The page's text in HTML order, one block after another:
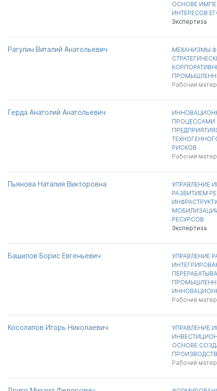
ОСНОВЕ
ИНТЕРЕСОВ
Экспертиза
Рагулин Виталий Анатольевич
МЕХАНИЗМЫ
Рабочий
Герда Анатолий Анатольевич
ПРОЦЕССАМИ
РИСКОВ
Рабочий
Пьянова Наталия Викторовна
УПРАВЛЕНИЕ
РАЗВИТИЕМ
РЕСУРСОВ
Экспертиза
Башилов Борис Евгеньевич
УПРАВЛЕНИЕ
Рабочий
Косолапов Игорь Николаевич
УПРАВЛЕНИЕ
ОСНОВЕ
Рабочий